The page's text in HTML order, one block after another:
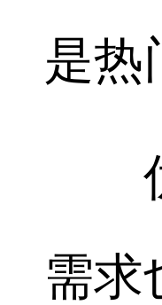
是热
优
需求